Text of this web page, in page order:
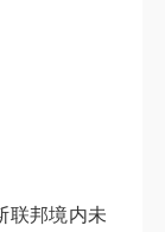
联邦境内未